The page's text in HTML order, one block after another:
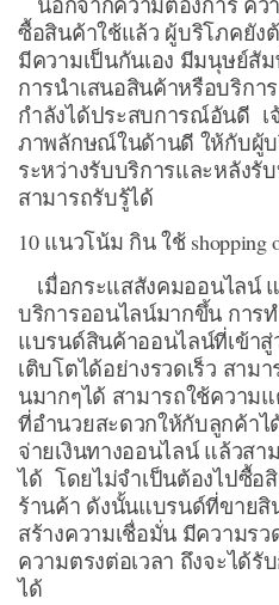
ซื้อสินค้าใช้แล้ว ผู้บริโภคยัง
มีความเป็นกันเอง มีมนุษย์สั
การนำเสนอสินค้าหรือบริก
กำลังได้ประสบการณ์อันดี เ
ภาพลักษณ์ในด้านดี ให้กับผู้บ
ระหว่างรับบริการและหลังรั
สามารถรับรู้ได้
10 แนวโน้ม กิน ใช้ shopping
เมื่อกระแสสังคมออนไลน์
บริการออนไลน์มากขึ้น การ
แบรนด์สินค้าออนไลน์ที่เข้าสู่
เติบโตได้อย่างรวดเร็ว สาม
นมากๆได้ สามารถใช้ความ
ที่อำนวยสะดวกให้กับลูกค้า
จ่ายเงินทางออนไลน์ แล้วส
ได้ โดยไม่จำเป็นต้องไปซื้อ
ร้านค้า ดังนั้นแบรนด์ที่ขายสิ
สร้างความเชื่อมั่น มีความร
ความตรงต่อเวลา ถึงจะได้รั
ได้